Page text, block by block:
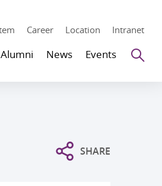
Career Location Intranet
Alumni News Events
SHARE